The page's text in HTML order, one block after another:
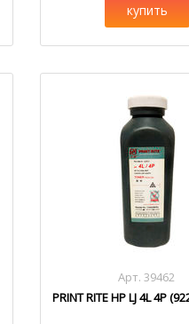
купить
Арт. 39462
PRINT RITE HP LJ 4L 4P